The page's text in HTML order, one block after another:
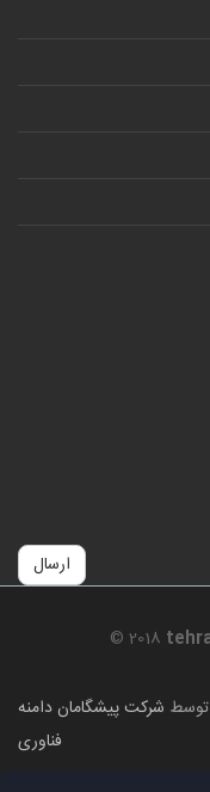
ارسال
© 2018
توسط شرکت پیشگامان دامنه
فناوری